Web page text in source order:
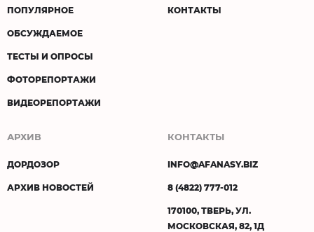
ПОПУЛЯРНОЕ
ОБСУЖДАЕМОЕ
ТЕСТЫ И ОПРОСЫ
ФОТОРЕПОРТАЖИ
ВИДЕОРЕПОРТАЖИ
КОНТАКТЫ
АРХИВ
ДОРДОЗОР
АРХИВ НОВОСТЕЙ
КОНТАКТЫ
INFO@AFANASY.BIZ
8 (4822) 777-012
170100, ТВЕРЬ, УЛ.
МОСКОВСКАЯ, 82, 1Д